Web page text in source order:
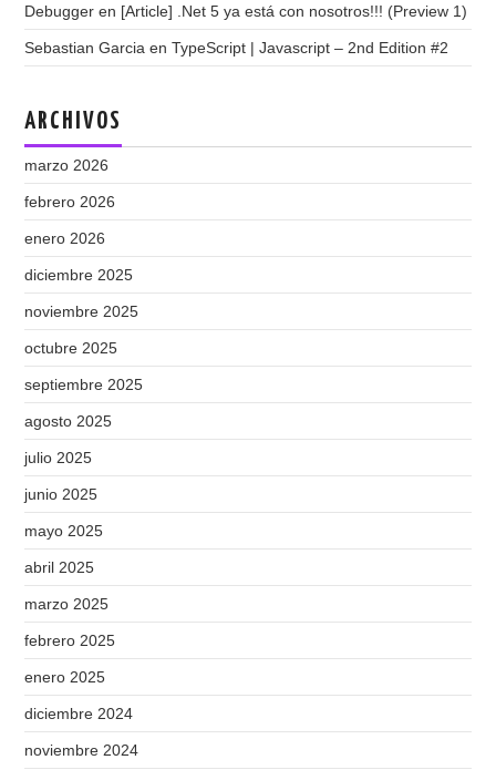
Debugger en [Article] .Net 5 ya está con nosotros!!! (Preview 1)
Sebastian Garcia enTypeScript | Javascript – 2nd Edition #2
ARCHIVOS
marzo 2026
febrero 2026
enero 2026
diciembre 2025
noviembre 2025
octubre 2025
septiembre 2025
agosto 2025
julio 2025
junio 2025
mayo 2025
abril 2025
marzo 2025
febrero 2025
enero 2025
diciembre 2024
noviembre 2024